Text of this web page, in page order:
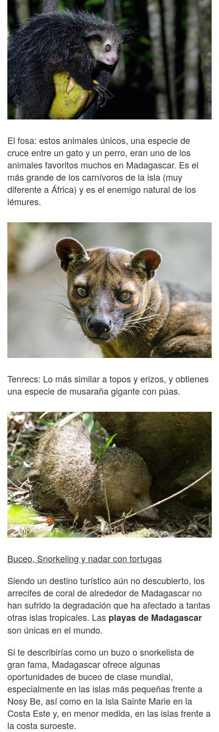
El fosa: estos animales únicos, una especie de
cruce entre un gato y un perro, eran uno de los
animales favoritos muchos en Madagascar. Es el
más grande de los carnívoros de la isla (muy
diferente a África) y es el enemigo natural de los
lémures.
Tenrecs: Lo más similar a topos y erizos, y obtienes
una especie de musaraña gigante con púas.
Buceo, Snorkeling y nadar con tortugas
Siendo un destino turístico aún no descubierto, los
arrecifes de coral de alrededor de Madagascar no
han sufrido la degradación que ha afectado a tantas
otras islas tropicales. Las playas de Madagascar
son únicas en el mundo.
Si te describirías como un buzo o snorkelista de
gran fama, Madagascar ofrece algunas
oportunidades de buceo de clase mundial,
especialmente en las islas más pequeñas frente a
Nosy Be, así como en la Isla Sainte Marie en la
Costa Este y, en menor medida, en las islas frente a
la costa suroeste.